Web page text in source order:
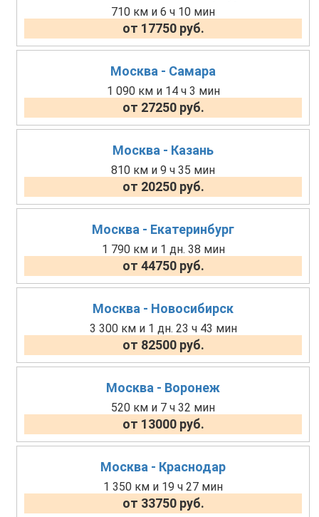
710 км и 6 ч 10 мин
от 17750 руб.
Москва - Самара
1 090 км и 14 ч 3 мин
от 27250 руб.
Москва - Казань
810 км и 9 ч 35 мин
от 20250 руб.
Москва - Екатеринбург
1 790 км и 1 дн. 38 мин
от 44750 руб.
Москва - Новосибирск
3 300 км и 1 дн. 23 ч 43 мин
от 82500 руб.
Москва - Воронеж
520 км и 7 ч 32 мин
от 13000 руб.
Москва - Краснодар
1 350 км и 19 ч 27 мин
от 33750 руб.